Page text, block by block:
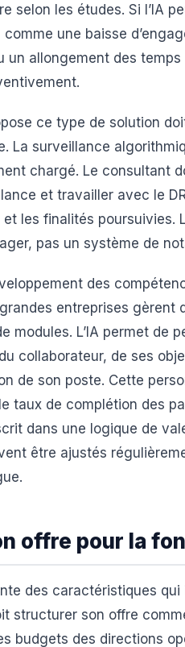
selon les études. Si l’IA
une baisse
un allongement des
ce type de solution
La surveillance
chargé. Le consultant
et travailler avec le
les finalités poursuivies.
pas un système de
des
entreprises gèrent
modules. L’IA permet de
collaborateur, de ses
de son poste. Cette
taux de complétion des
dans une logique de
être ajustés
offre pour la
des caractéristiques
structurer son offre
budgets des directions